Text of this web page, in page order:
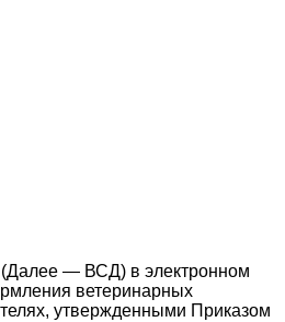
(Далее — ВСД) в электронном
ветеринарных
утвержденными Приказом